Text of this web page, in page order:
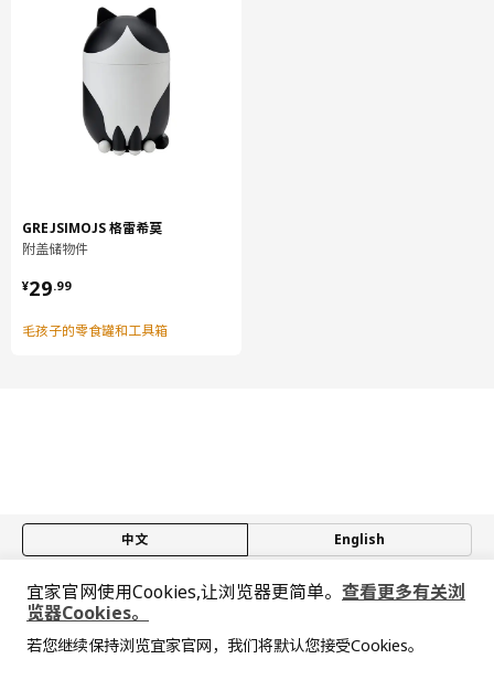
组装说明和文件
003.274.04
GREJSIMOJS 格雷希莫
附盖储物件
¥29.99
¥ 29.99
毛孩子的零食罐和工具箱
抱歉，该商品在所选地区暂时缺货。
中文 English
© Inter IKEA Systems B.V. 1999-2026
隐私政策
上海工商 沪公网安备 31010402001069号
宜家官网使用Cookies,让浏览器更简单。 查看更多有关浏
览器Cookies。
若您继续保持浏览宜家官网，我们将默认您接受Cookies。